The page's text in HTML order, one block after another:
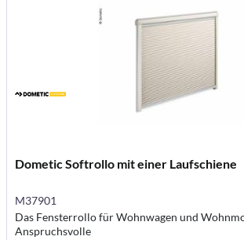
Dometic Softrollo mit einer Laufschiene
M37901
Das Fensterrollo für Wohnwagen und
Anspruchsvolle